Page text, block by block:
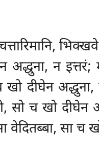
अद्धुना, न
खो दीघेन
सो च खो दीघेन
सा च